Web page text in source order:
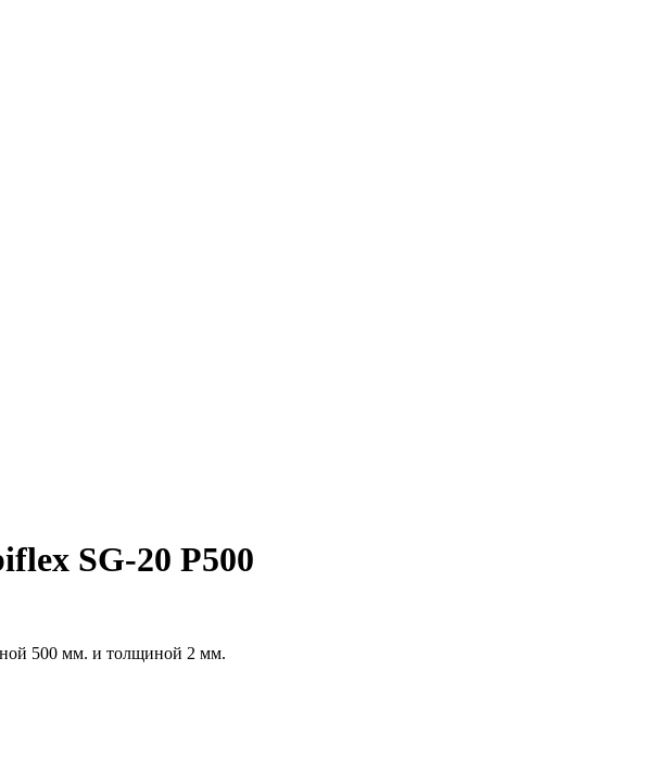
SG-20 P500
500 мм. и толщиной 2 мм.